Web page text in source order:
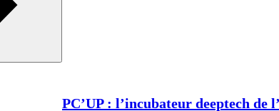
PC’UP : l’incubateur deeptech de